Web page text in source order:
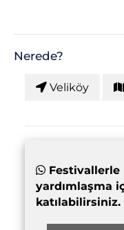
Nerede?
Veliköy
yardımlaşma
katılabilirsiniz.